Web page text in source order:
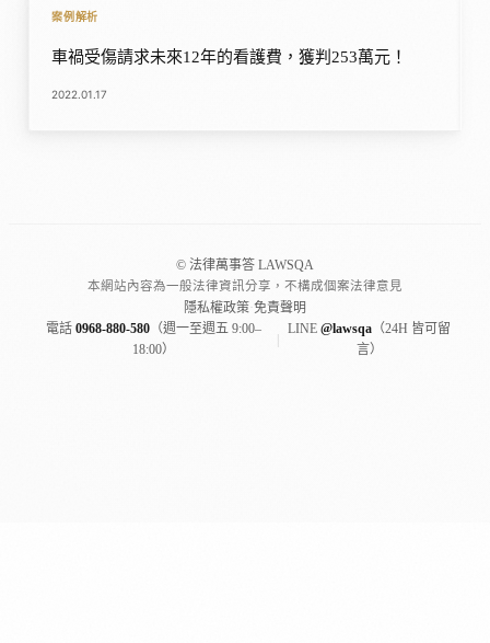
案例解析
車禍受傷請求未來12年的看護費，獲判253萬元！
2022.01.17
© 法律萬事答 LAWSQA
本網站內容為一般法律資訊分享，不構成個案法律意見
隱私權政策·免責聲明
電話0968-880-580 （週一至週五 9:00–
18:00）
|
LINE@lawsqa （24H 皆可留
言）